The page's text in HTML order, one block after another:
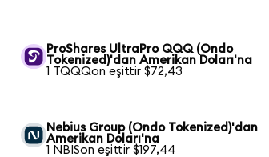
ProShares UltraPro QQQ (Ondo
Tokenized)'dan Amerikan Doları'na
1 TQQQon eşittir $72,43
Nebius Group (Ondo Tokenized)'dan
Amerikan Doları'na
1 NBISon eşittir $197,44